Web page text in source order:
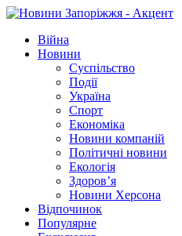
Війна
Новини
Суспільство
Події
Україна
Спорт
Економіка
Новини компаній
Політичні новини
Екологія
Здоров’я
Новини Херсона
Відпочинок
Популярне